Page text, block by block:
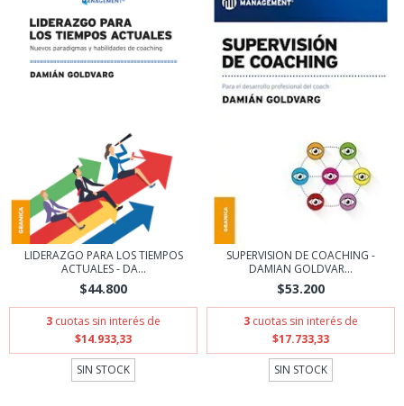
LIDERAZGO PARA LOS TIEMPOS
ACTUALES - DA...
$44.800
3 cuotas sin interés de
$14.933,33
SIN STOCK
SUPERVISION DE COACHING -
DAMIAN GOLDVAR...
$53.200
3 cuotas sin interés de
$17.733,33
SIN STOCK